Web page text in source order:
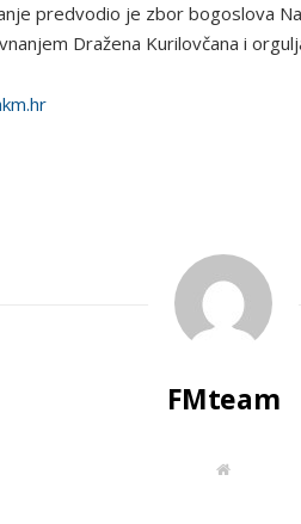
predvodio je zbor bogoslova
Dražena Kurilovčana i
FMteam
W